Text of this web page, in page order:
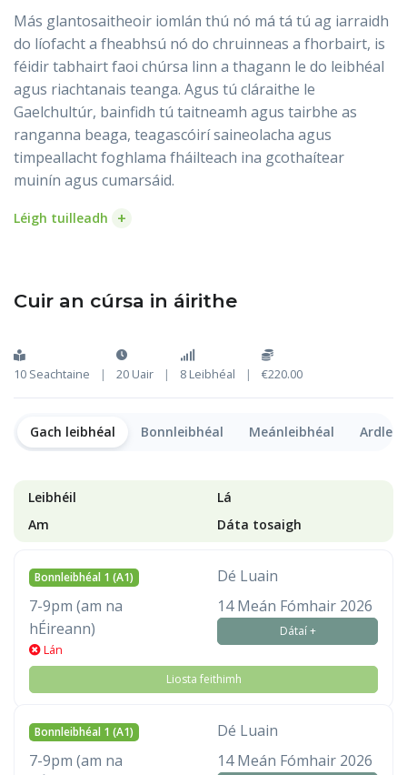
Más glantosaitheoir iomlán thú nó má tá tú ag iarraidh
do líofacht a fheabhsú nó do chruinneas a fhorbairt, is
féidir tabhairt faoi chúrsa linn a thagann le do leibhéal
agus riachtanais teanga. Agus tú cláraithe le
Gaelchultúr, bainfidh tú taitneamh agus tairbhe as
ranganna beaga, teagascóirí saineolacha agus
timpeallacht foghlama fháilteach ina gcothaítear
muinín agus cumarsáid.
Léigh tuilleadh +
Cuir an cúrsa in áirithe
10 Seachtaine | 20 Uair | 8 Leibhéal | €220.00
Gach leibhéal Bonnleibhéal Meánleibhéal
Leibhéil
Lá
Am
Dáta tosaigh
Bonnleibhéal 1 (A1)
Dé Luain
7-9pm (am na
hÉireann)
Lán
14 Meán Fómhair 2026
Dátaí +
Liosta feithimh
Bonnleibhéal 1 (A1)
Dé Luain
7-9pm (am na
14 Meán Fómhair 2026